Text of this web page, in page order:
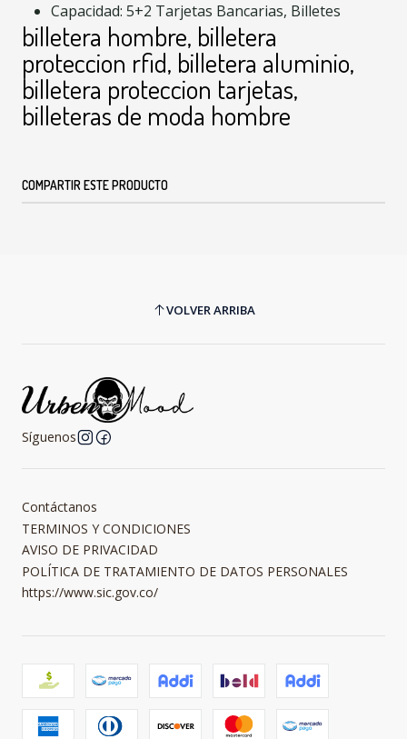
Capacidad: 5+2 Tarjetas Bancarias, Billetes
billetera hombre, billetera
proteccion rfid, billetera aluminio,
billetera proteccion tarjetas,
billeteras de moda hombre
COMPARTIR ESTE PRODUCTO
VOLVER ARRIBA
Síguenos
Contáctanos
TERMINOS Y CONDICIONES
AVISO DE PRIVACIDAD
POLÍTICA DE TRATAMIENTO DE DATOS PERSONALES
https://www.sic.gov.co/